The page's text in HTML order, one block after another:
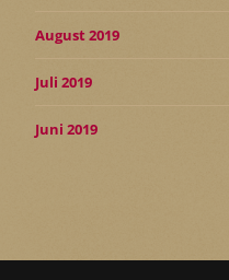
August 2019
Juli 2019
Juni 2019